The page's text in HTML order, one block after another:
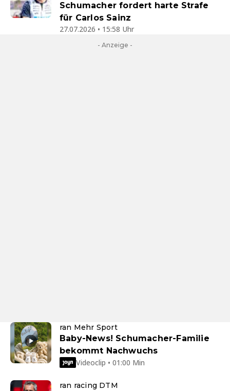
Schumacher fordert harte Strafe
für Carlos Sainz
27.07.2026 • 15:58 Uhr
- Anzeige -
ran Mehr Sport
Baby-News! Schumacher-Familie
bekommt Nachwuchs
Videoclip • 01:00 Min
ran racing DTM